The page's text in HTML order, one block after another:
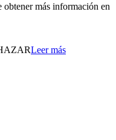
obtener más información en
Leer más